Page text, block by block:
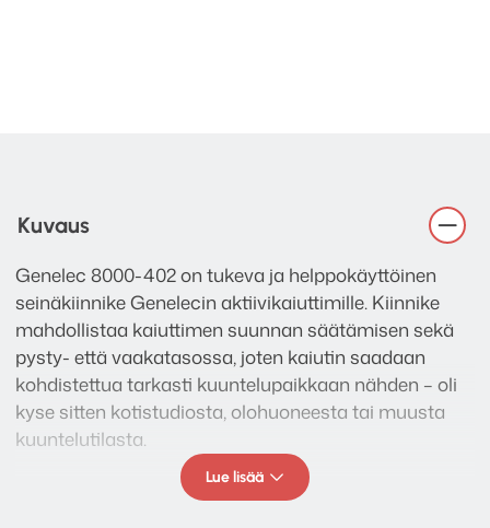
Kuvaus
Genelec 8000-402 on tukeva ja helppokäyttöinen
seinäkiinnike Genelecin aktiivikaiuttimille. Kiinnike
mahdollistaa kaiuttimen suunnan säätämisen sekä
pysty- että vaakatasossa, joten kaiutin saadaan
kohdistettua tarkasti kuuntelupaikkaan nähden – oli
kyse sitten kotistudiosta, olohuoneesta tai muusta
kuuntelutilasta.
Mukana toimitettava T-adapteri sopii suoraan
Lue lisää